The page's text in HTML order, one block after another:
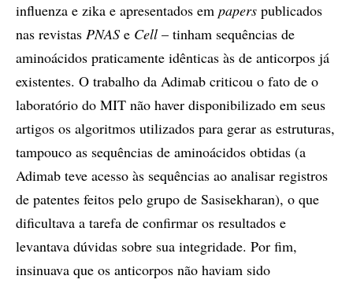
influenza e zika e apresentados em papers publicados
nas revistas PNAS e Cell – tinham sequências de
aminoácidos praticamente idênticas às de anticorpos já
existentes. O trabalho da Adimab criticou o fato de o
laboratório do MIT não haver disponibilizado em seus
artigos os algoritmos utilizados para gerar as estruturas,
tampouco as sequências de aminoácidos obtidas (a
Adimab teve acesso às sequências ao analisar registros
de patentes feitos pelo grupo de Sasisekharan), o que
dificultava a tarefa de confirmar os resultados e
levantava dúvidas sobre sua integridade. Por fim,
insinuava que os anticorpos não haviam sido